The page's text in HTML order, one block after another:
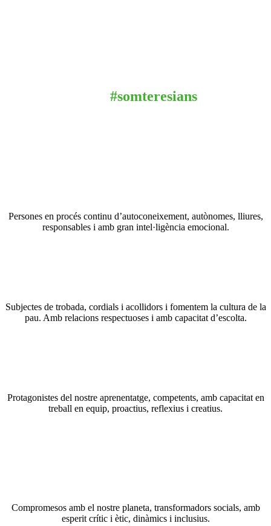
#somteresians
Persones en procés continu d’autoconeixement, autònomes, lliures,
responsables i amb gran intel·ligència emocional.
Subjectes de trobada, cordials i acollidors i fomentem la cultura de la
pau. Amb relacions respectuoses i amb capacitat d’escolta.
Protagonistes del nostre aprenentatge, competents, amb capacitat en
treball en equip, proactius, reflexius i creatius.
Compromesos amb el nostre planeta, transformadors socials, amb
esperit crític i ètic, dinàmics i inclusius.